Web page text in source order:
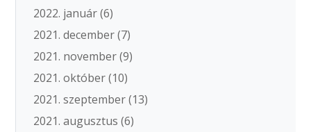
2022. január(6)
2021. december(7)
2021. november(9)
2021. október(10)
2021. szeptember(13)
2021. augusztus (6)